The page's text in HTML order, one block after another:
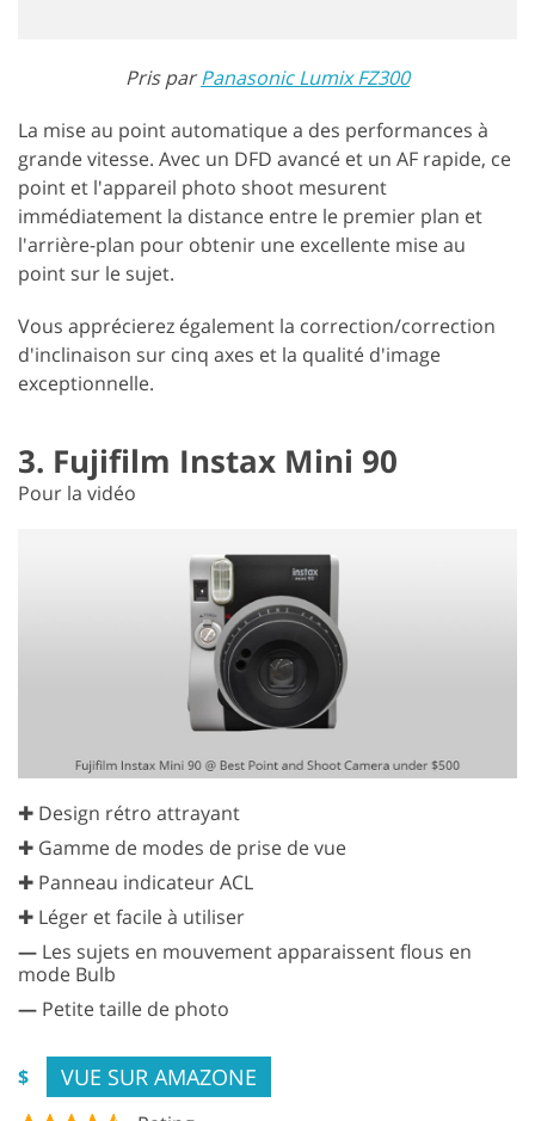
Pris parPanasonic Lumix FZ300
La mise au point automatique a des performances à
grande vitesse. Avec un DFD avancé et un AF rapide, ce
point et l'appareil photo shoot mesurent
immédiatement la distance entre le premier plan et
l'arrière-plan pour obtenir une excellente mise au
point sur le sujet.
Vous apprécierez également la correction/correction
d'inclinaison sur cinq axes et la qualité d'image
exceptionnelle.
3. Fujifilm Instax Mini 90
Pour la vidéo
✚ Design rétro attrayant
✚ Gamme de modes de prise de vue
✚ Panneau indicateur ACL
✚ Léger et facile à utiliser
— Les sujets en mouvement apparaissent flous en
mode Bulb
— Petite taille de photo
$ VUE SUR AMAZONE